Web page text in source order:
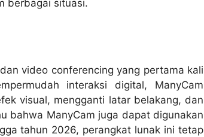
berbagai situasi.
video conferencing yang pertama kali
interaksi digital, ManyCam
visual, mengganti latar belakang, dan
bahwa ManyCam juga dapat digunakan
tahun 2026, perangkat lunak ini tetap